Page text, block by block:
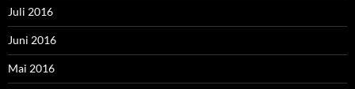
Juli 2016
Juni 2016
Mai 2016